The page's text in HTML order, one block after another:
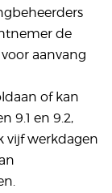
de
aanvang
of kan
9.1 en 9.2,
vijf werkdagen